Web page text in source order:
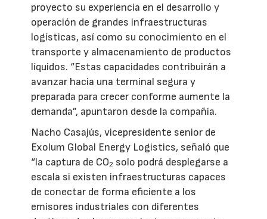
proyecto su experiencia en el desarrollo y
operación de grandes infraestructuras
logísticas, así como su conocimiento en el
transporte y almacenamiento de productos
líquidos. “Estas capacidades contribuirán a
avanzar hacia una terminal segura y
preparada para crecer conforme aumente la
demanda”, apuntaron desde la compañía.
Nacho Casajús, vicepresidente senior de
Exolum Global Energy Logistics, señaló que
“la captura de CO2 solo podrá desplegarse a
escala si existen infraestructuras capaces
de conectar de forma eficiente a los
emisores industriales con diferentes